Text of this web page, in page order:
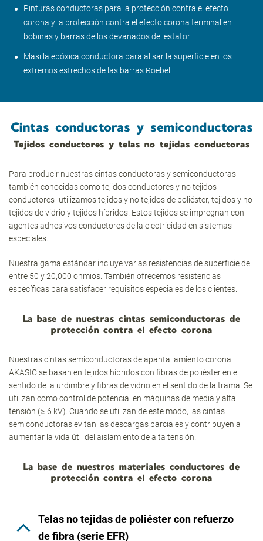
Pinturas conductoras para la protección contra el efecto
corona y la protección contra el efecto corona terminal en
bobinas y barras de los devanados del estator
Masilla epóxica conductora para alisar la superficie en los
extremos estrechos de las barras Roebel
Cintas conductoras y semiconductoras
Tejidos conductores y telas no tejidas conductoras
Para producir nuestras cintas conductoras y semiconductoras -
también conocidas como tejidos conductores y no tejidos
conductores- utilizamos tejidos y no tejidos de poliéster, tejidos y no
tejidos de vidrio y tejidos híbridos. Estos tejidos se impregnan con
agentes adhesivos conductores de la electricidad en sistemas
especiales.
Nuestra gama estándar incluye varias resistencias de superficie de
entre 50 y 20,000 ohmios. También ofrecemos resistencias
específicas para satisfacer requisitos especiales de los clientes.
La base de nuestras cintas semiconductoras de
protección contra el efecto corona
Nuestras cintas semiconductoras de apantallamiento corona
AKASIC se basan en tejidos híbridos con fibras de poliéster en el
sentido de la urdimbre y fibras de vidrio en el sentido de la trama. Se
utilizan como control de potencial en máquinas de media y alta
tensión (≥ 6 kV). Cuando se utilizan de este modo, las cintas
semiconductoras evitan las descargas parciales y contribuyen a
aumentar la vida útil del aislamiento de alta tensión.
La base de nuestros materiales conductores de
protección contra el efecto corona
Telas no tejidas de poliéster con refuerzo
de fibra (serie EFR)